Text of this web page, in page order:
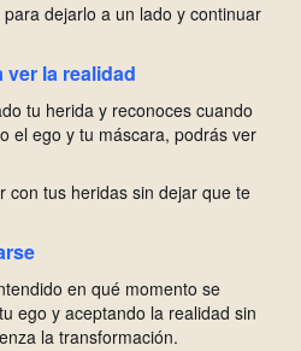
dejarlo a un lado y continuar
ver la realidad
tu herida y reconoces cuando
el ego y tu máscara, podrás ver
con tus heridas sin dejar que te
en qué momento se
ego y aceptando la realidad sin
la transformación.